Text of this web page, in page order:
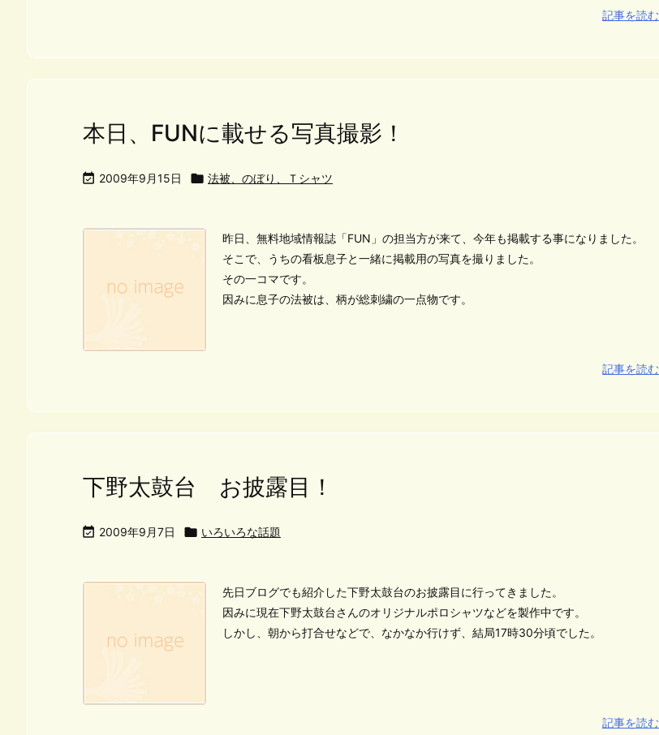
記事を読む
本日、FUNに載せる写真撮影！
 2009年9月15日  法被、のぼり、Ｔシャツ
昨日、無料地域情報誌「FUN」の担当方が来て、今年も掲載する事になりました。
そこで、うちの看板息子と一緒に掲載用の写真を撮りました。
その一コマです。
因みに息子の法被は、柄が総刺繍の一点物です。
記事を読む
下野太鼓台 お披露目！
 2009年9月7日  いろいろな話題
先日ブログでも紹介した下野太鼓台のお披露目に行ってきました。
因みに現在下野太鼓台さんのオリジナルポロシャツなどを製作中です。
しかし、朝から打合せなどで、なかなか行けず、結局17時30分頃でした。
記事を読む